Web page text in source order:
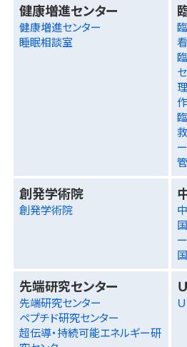
健康増進センター
健康増進センター
睡眠相談室
ー
創発学術院
創発学術院
ー
先端研究センター
先端研究センター
ペプチド研究センター
超伝導・持続可能エネルギー研